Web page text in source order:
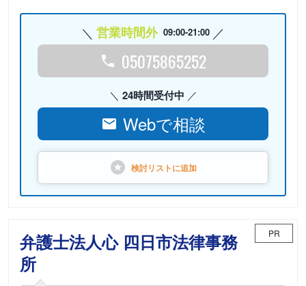
営業時間外 09:00-21:00
05075865252
24時間受付中
Webで相談
検討リストに追加
弁護士法人心 四日市法律事務
所
PR